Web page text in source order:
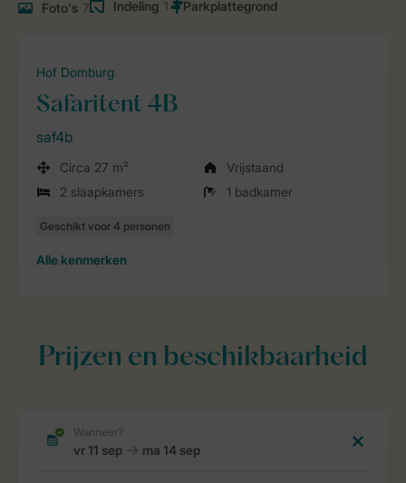
Foto's 7 Indeling 1
Hof Domburg
Safaritent 4B
saf4b
Circa 27 m²
Vrijstaand
2 slaapkamers
1 badkamer
Alle kenmerken
Prijzen en beschikbaarheid